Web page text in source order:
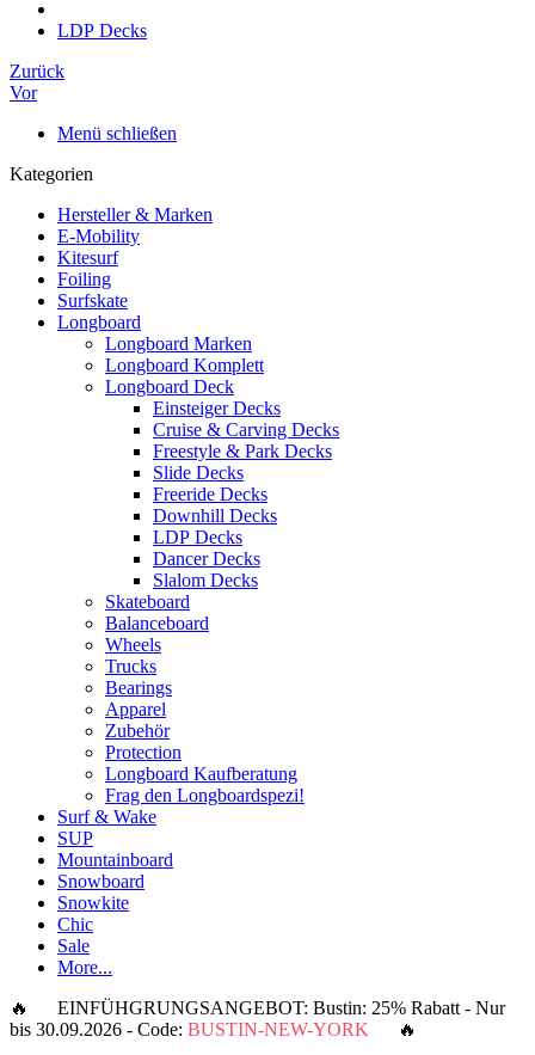
LDP Decks
Zurück
Vor
Menü schließen
Kategorien
Hersteller & Marken
E-Mobility
Kitesurf
Foiling
Surfskate
Longboard
Longboard Marken
Longboard Komplett
Longboard Deck
Einsteiger Decks
Cruise & Carving Decks
Freestyle & Park Decks
Slide Decks
Freeride Decks
Downhill Decks
LDP Decks
Dancer Decks
Slalom Decks
Skateboard
Balanceboard
Wheels
Trucks
Bearings
Apparel
Zubehör
Protection
Longboard Kaufberatung
Frag den Longboardspezi!
Surf & Wake
SUP
Mountainboard
Snowboard
Snowkite
Chic
Sale
More...
🔥 EINFÜHGRUNGSANGEBOT: Bustin: 25% Rabatt - Nur
bis 30.09.2026 - Code: BUSTIN-NEW-YORK 🔥